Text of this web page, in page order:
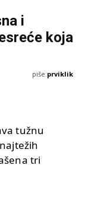
i
koja
piše:prviklik
tužnu
tri